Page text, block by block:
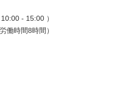
- 15:00 ）
働時間8時間）